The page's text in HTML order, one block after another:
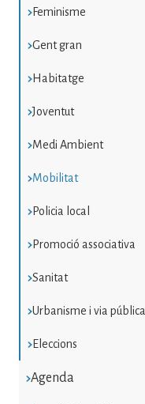
Feminisme
Gent gran
Habitatge
Joventut
Medi Ambient
Mobilitat
Policia local
Promoció associativa
Sanitat
Urbanisme i via pública
Eleccions
Agenda